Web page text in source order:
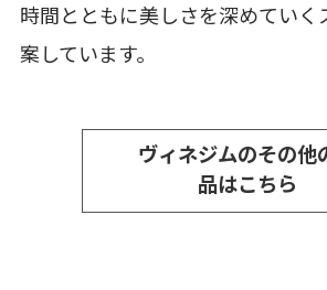
時間とともに美しさを深めていく
案しています。
ヴィネジムのその他
品はこちら